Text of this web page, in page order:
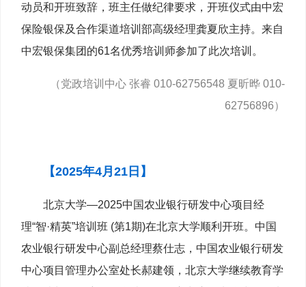
动员和开班致辞，班主任做纪律要求，开班仪式由中宏
保险银保及合作渠道培训部高级经理龚夏欣主持。来自
中宏银保集团的61名优秀培训师参加了此次培训。
（党政培训中心 张睿 010-62756548 夏昕晔 010-
62756896）
【2025年4月21日】
北京大学—2025中国农业银行研发中心项目经
理“智·精英”培训班 (第1期)在北京大学顺利开班。中国
农业银行研发中心副总经理蔡仕志，中国农业银行研发
中心项目管理办公室处长郝建领，北京大学继续教育学